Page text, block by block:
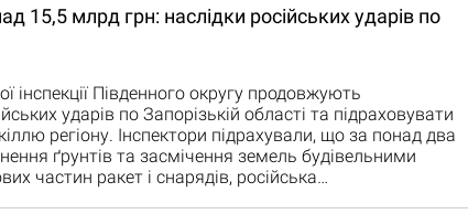
15,5 млрд грн: наслідки російських ударів по
інспекції Південного округу продовжують
ударів по Запорізькій області та підраховувати
регіону. Інспектори підрахували, що за понад два
ґрунтів та засмічення земель будівельними
частин ракет і снарядів, російська…